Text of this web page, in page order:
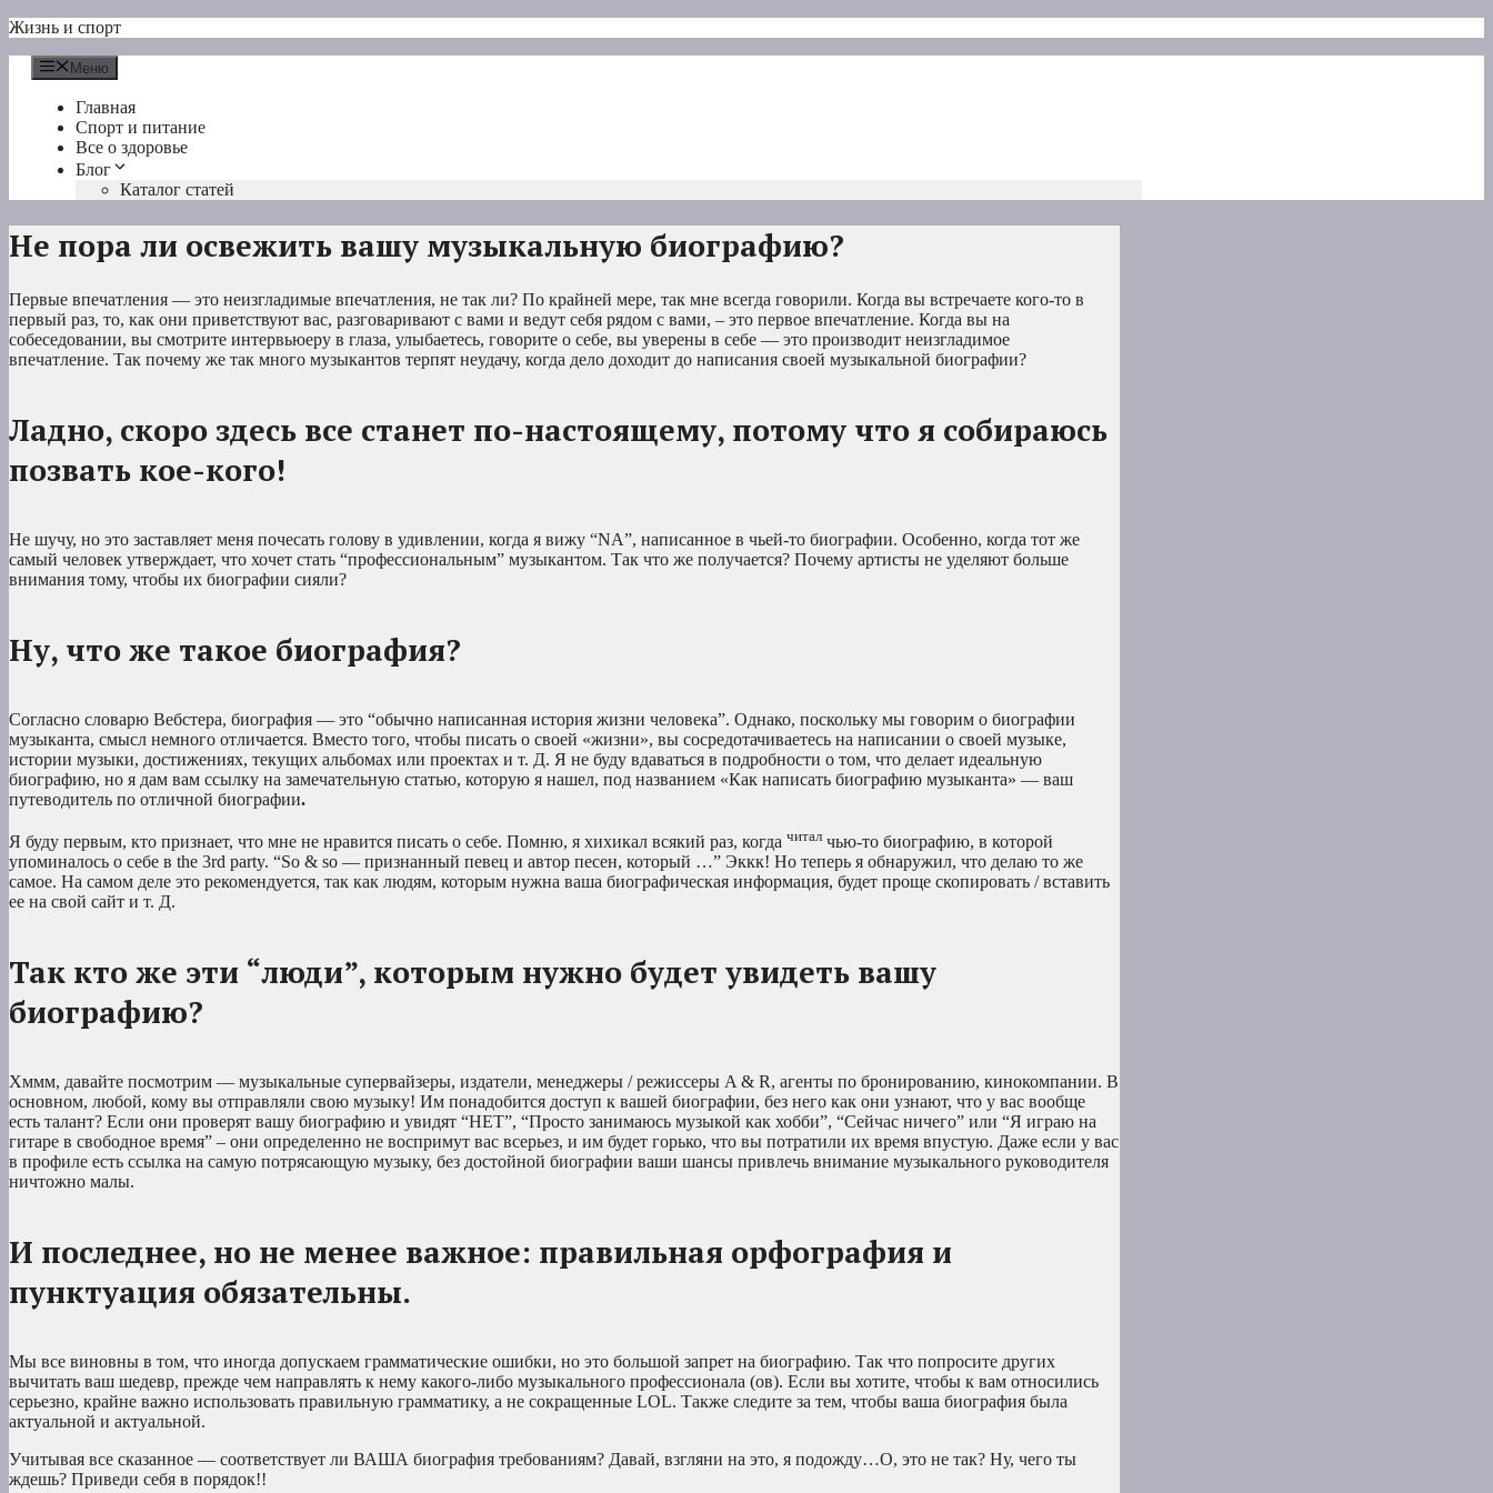
Перейти
содержимому
Жизнь и спорт
Меню
Главная
Спорт и питание
Все о здоровье
Блог
Каталог статей
Не пора ли освежить вашу музыкальную биографию?
Первые впечатления — это неизгладимые впечатления, не так ли? По крайней мере, так мне всегда говорили. Когда вы встречаете кого-то в
первый раз, то, как они приветствуют вас, разговаривают с вами и ведут себя рядом с вами, – это первое впечатление. Когда вы на
собеседовании, вы смотрите интервьюеру в глаза, улыбаетесь, говорите о себе, вы уверены в себе — это производит неизгладимое
впечатление. Так почему же так много музыкантов терпят неудачу, когда дело доходит до написания своей музыкальной биографии?
Ладно, скоро здесь все станет по-настоящему, потому что я собираюсь
позвать кое-кого!
Не шучу, но это заставляет меня почесать голову в удивлении, когда я вижу “NA”, написанное в чьей-то биографии. Особенно, когда тот же
самый человек утверждает, что хочет стать “профессиональным” музыкантом. Так что же получается? Почему артисты не уделяют больше
внимания тому, чтобы их биографии сияли?
Ну, что же такое биография?
Согласно словарю Вебстера, биография — это “обычно написанная история жизни человека”. Однако, поскольку мы говорим о биографии
музыканта, смысл немного отличается. Вместо того, чтобы писать о своей «жизни», вы сосредотачиваетесь на написании о своей музыке,
истории музыки, достижениях, текущих альбомах или проектах и т. Д. Я не буду вдаваться в подробности о том, что делает идеальную
биографию, но я дам вам ссылку на замечательную статью, которую я нашел, под названием «Как написать биографию музыканта» — ваш
путеводитель по отличной биографии.
Я буду первым, кто признает, что мне не нравится писать о себе. Помню, я хихикал всякий раз, когда читал чью-то биографию, в которой
упоминалось о себе в the 3rd party. “So & so — признанный певец и автор песен, который …” Эккк! Но теперь я обнаружил, что делаю то же
самое. На самом деле это рекомендуется, так как людям, которым нужна ваша биографическая информация, будет проще скопировать / вставить
ее на свой сайт и т. Д.
Так кто же эти “люди”, которым нужно будет увидеть вашу
биографию?
Хммм, давайте посмотрим — музыкальные супервайзеры, издатели, менеджеры / режиссеры A & R, агенты по бронированию, кинокомпании. В
основном, любой, кому вы отправляли свою музыку! Им понадобится доступ к вашей биографии, без него как они узнают, что у вас вообще
есть талант? Если они проверят вашу биографию и увидят “НЕТ”, “Просто занимаюсь музыкой как хобби”, “Сейчас ничего” или “Я играю на
гитаре в свободное время” – они определенно не воспримут вас всерьез, и им будет горько, что вы потратили их время впустую. Даже если у вас
в профиле есть ссылка на самую потрясающую музыку, без достойной биографии ваши шансы привлечь внимание музыкального руководителя
ничтожно малы.
И последнее, но не менее важное: правильная орфография и
пунктуация обязательны.
Мы все виновны в том, что иногда допускаем грамматические ошибки, но это большой запрет на биографию. Так что попросите других
вычитать ваш шедевр, прежде чем направлять к нему какого-либо музыкального профессионала (ов). Если вы хотите, чтобы к вам относились
серьезно, крайне важно использовать правильную грамматику, а не сокращенные LOL. Также следите за тем, чтобы ваша биография была
актуальной и актуальной.
Учитывая все сказанное — соответствует ли ВАША биография требованиям? Давай, взгляни на это, я подожду…О, это не так? Ну, чего ты
ждешь? Приведи себя в порядок!!